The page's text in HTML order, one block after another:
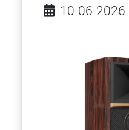
Detalles
10-06-2026